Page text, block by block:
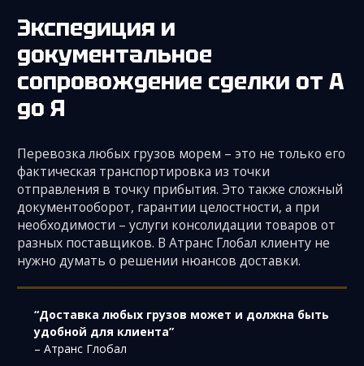
Экспедиция и
документальное
сопровождение сделки от А
до Я
Перевозка любых грузов морем – это не только его
фактическая транспортировка из точки
отправления в точку прибытия. Это также сложный
документооборот, гарантии целостности, а при
необходимости – услуги консолидации товаров от
разных поставщиков. В Атранс Глобал клиенту не
нужно думать о решении нюансов доставки.
“Доставка любых грузов может и должна быть
удобной для клиента”
– Атранс Глобал